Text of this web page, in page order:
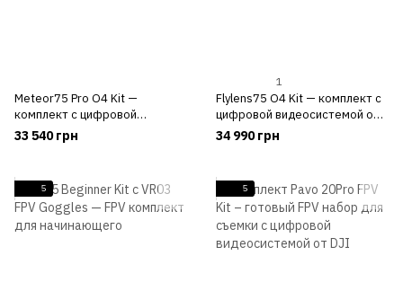
Meteor75 Pro O4 Kit —
комплект с цифровой
видеосистемой от DJI для
33 540 грн
1
Flylens75 O4 Kit — комплект с
цифровой видеосистемой от
DJI для новичка
34 990 грн
5 5